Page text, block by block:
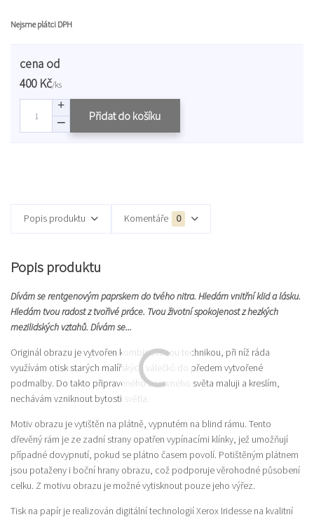
Nejsme plátci DPH
cena od
400 Kč/ks
Přidat do košíku
Popis produktu Komentáře 0
Popis produktu
Dívám se rentgenovým paprskem do tvého nitra. Hledám vnitřní klid a lásku.
Hledám tvou radost z tvořivé práce. Tvou životní spokojenost z hezkých
mezilidských vztahů. Dívám se...
Originál obrazu je vytvořen kombinovanou technikou, při níž ráda
využívám otisk starých malířských válečků do předem vytvořené
podmalby. Do takto připraveného barevného světa maluji a kreslím,
nechávám vzniknout bytosti světla.
Motiv obrazu je vytištěn na plátně, vypnutém na blind rámu. Tento
dřevěný rám je ze zadní strany opatřen vypínacími klínky, jež umožňují
případné dovypnutí, pokud se plátno časem povolí. Potištěným plátnem
jsou potaženy i boční hrany obrazu, což podporuje věrohodné působení
celku. Z motivu obrazu je možné vytisknout pouze jeho výřez.
Tisk na papír je realizován digitální technologií Xerox Iridesse na kvalitní